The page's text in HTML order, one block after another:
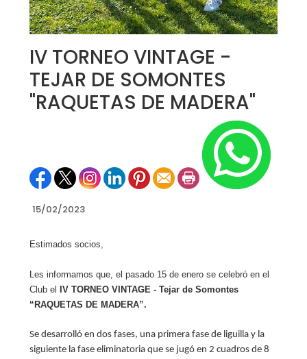
IV TORNEO VINTAGE -
TEJAR DE SOMONTES
"RAQUETAS DE MADERA"
15/02/2023
Estimados socios,
Les informamos que, el pasado 15 de enero se celebró en el
Club el
IV TORNEO VINTAGE - Tejar de Somontes
“RAQUETAS DE MADERA”.
Se desarrolló en dos fases, una primera fase de liguilla y la
siguiente la fase eliminatoria que se jugó en 2 cuadros de 8